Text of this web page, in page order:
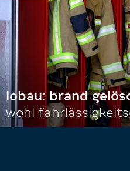
lobau: brand
wohl